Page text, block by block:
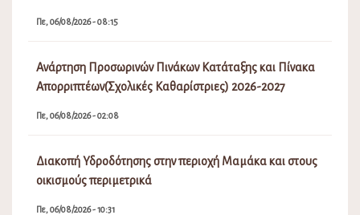
Πε, 06/08/2026 - 08:15
Ανάρτηση Προσωρινών Πινάκων Κατάταξης και Πίνακα
Απορριπτέων(Σχολικές Καθαρίστριες) 2026-2027
Πε, 06/08/2026 - 02:08
Διακοπή Υδροδότησης στην περιοχή Μαμάκα και στους
οικισμούς περιμετρικά
Πε, 06/08/2026 - 10:31